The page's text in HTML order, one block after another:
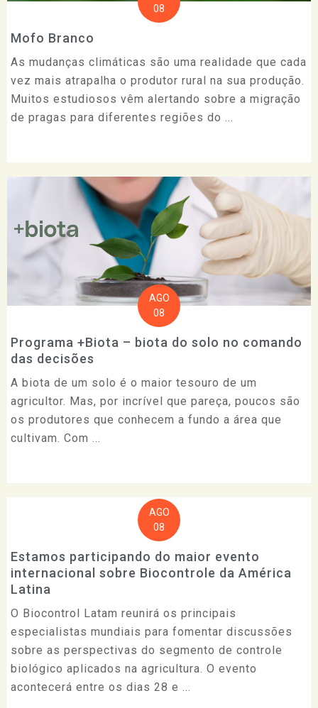
08
Mofo Branco
As mudanças climáticas são uma realidade que cada
vez mais atrapalha o produtor rural na sua produção.
Muitos estudiosos vêm alertando sobre a migração
de pragas para diferentes regiões do ...
AGO
08
Programa +Biota – biota do solo no comando
das decisões
A biota de um solo é o maior tesouro de um
agricultor. Mas, por incrível que pareça, poucos são
os produtores que conhecem a fundo a área que
cultivam. Com ...
AGO
08
Estamos participando do maior evento
internacional sobre Biocontrole da América
Latina
O Biocontrol Latam reunirá os principais
especialistas mundiais para fomentar discussões
sobre as perspectivas do segmento de controle
biológico aplicados na agricultura. O evento
acontecerá entre os dias 28 e ...